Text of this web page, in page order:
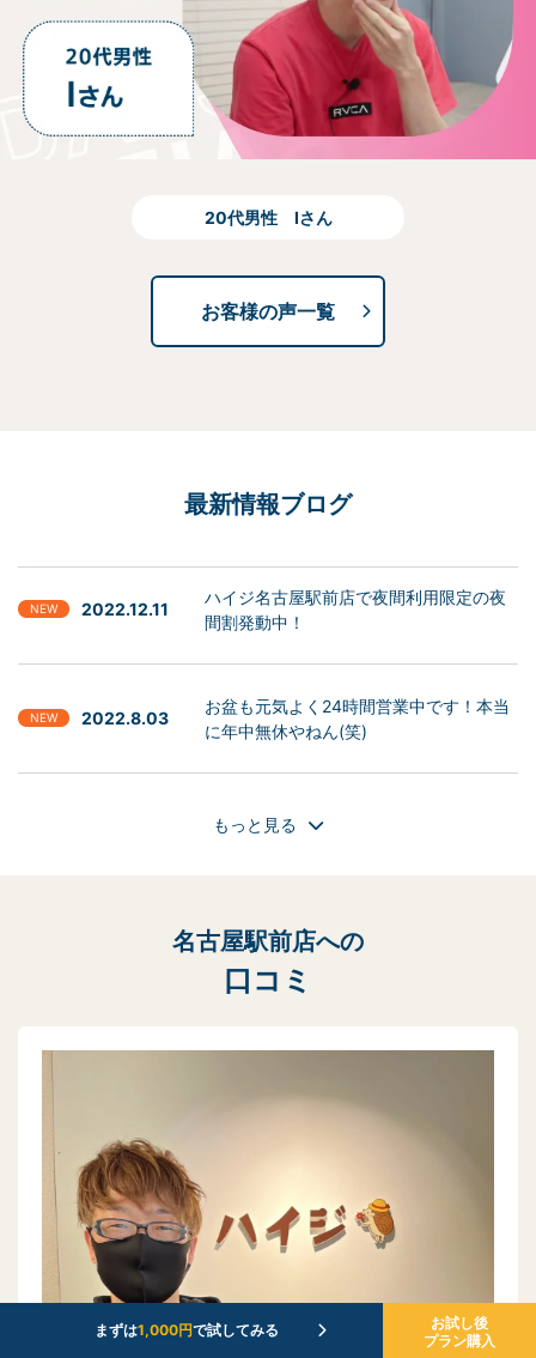
20代男性 Iさん
お客様の声一覧
最新情報ブログ
NEW 2022.12.11
ハイジ名古屋駅前店で夜間利用限定の夜
間割発動中！
NEW 2022.8.03
お盆も元気よく24時間営業中です！本当
に年中無休やねん(笑)
もっと見る
名古屋駅前店への
口コミ
まずは1,000円で試してみる
お試し後
プラン購入